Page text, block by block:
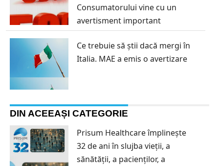
Consumatorului vine cu un
avertisment important
Ce trebuie să știi dacă mergi în
Italia. MAE a emis o avertizare
DIN ACEEAȘI CATEGORIE
Prisum Healthcare împlinește
32 de ani în slujba vieții, a
sănătății, a pacienților, a